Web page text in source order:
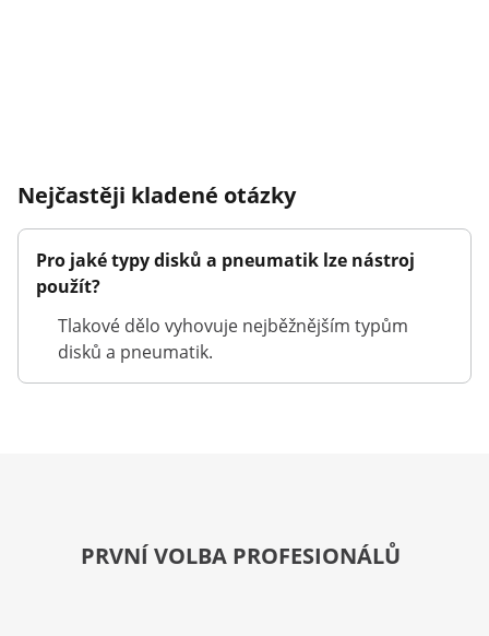
Nejčastěji kladené otázky
Pro jaké typy disků a pneumatik lze nástroj
použít?
Tlakové dělo vyhovuje nejběžnějším typům
disků a pneumatik.
PRVNÍ VOLBA PROFESIONÁLŮ